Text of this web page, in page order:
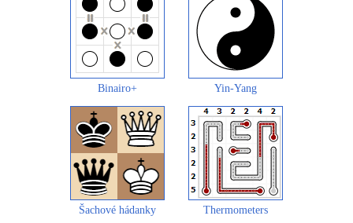
Binairo+ Yin-Yang
Šachové hádanky Thermometers